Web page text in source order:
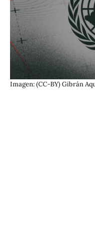
Imagen: (CC-BY) Gibrán